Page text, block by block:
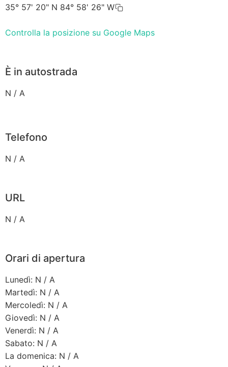
35° 57' 20" N 84° 58' 26" W
Controlla la posizione su Google Maps
È in autostrada
N / A
Telefono
N / A
URL
N / A
Orari di apertura
Lunedì: N / A
Martedì: N / A
Mercoledì: N / A
Giovedì: N / A
Venerdì: N / A
Sabato: N / A
La domenica: N / A